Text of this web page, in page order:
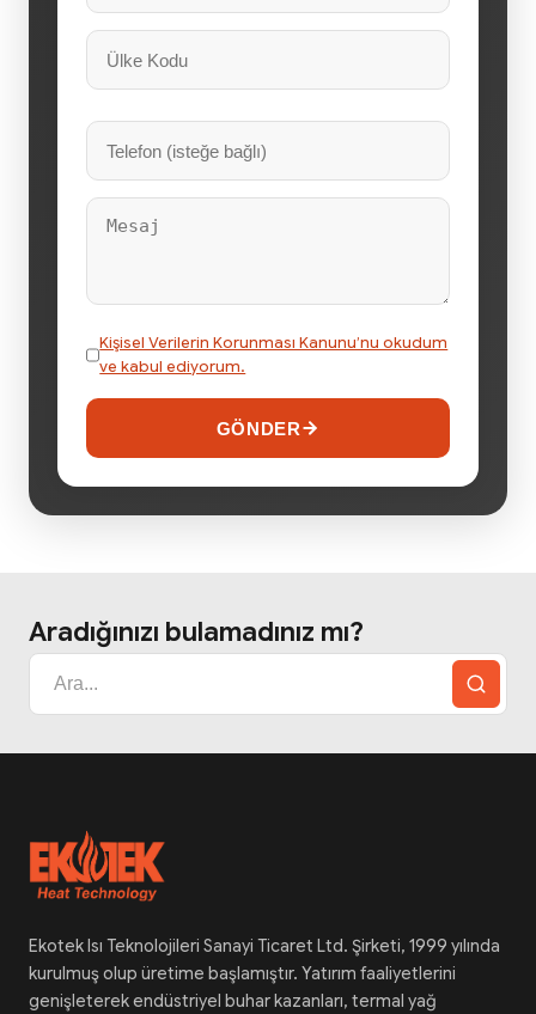
Kişisel Verilerin Korunması Kanunu’nu okudum
ve kabul ediyorum.
GÖNDER
Aradığınızı bulamadınız mı?
Ekotek Isı Teknolojileri Sanayi Ticaret Ltd. Şirketi, 1999 yılında
kurulmuş olup üretime başlamıştır. Yatırım faaliyetlerini
genişleterek endüstriyel buhar kazanları, termal yağ